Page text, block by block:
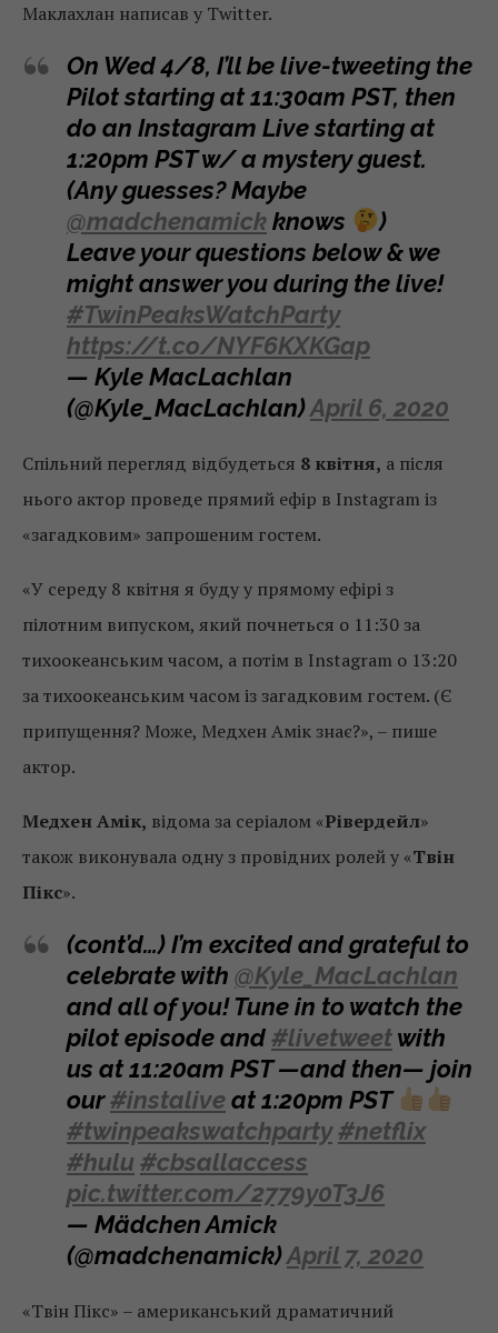
Маклахлан написав у Twitter.
On Wed 4/8, I’ll be live-tweeting the
Pilot starting at 11:30am PST, then
do an Instagram Live starting at
1:20pm PST w/ a mystery guest.
(Any guesses? Maybe
@madchenamickknows
)
Leave your questions below & we
might answer you during the live!
#TwinPeaksWatchParty
https://t.co/NYF6KXKGap
— Kyle MacLachlan
(@Kyle_MacLachlan)April 6, 2020
Спільний перегляд відбудеться 8 квітня, а після
нього актор проведе прямий ефір в Instagram із
«загадковим» запрошеним гостем.
«У середу 8 квітня я буду у прямому ефірі з
пілотним випуском, який почнеться о 11:30 за
тихоокеанським часом, а потім в Instagram о 13:20
за тихоокеанським часом із загадковим гостем. (Є
припущення? Може, Медхен Амік знає?», – пише
актор.
Медхен Амік, відома за серіалом «Рівердейл»
також виконувала одну з провідних ролей у «Твін
Пікс».
(cont’d…) I’m excited and grateful to
celebrate with @Kyle_MacLachlan
and all of you! Tune in to watch the
pilot episode and#livetweetwith
us at 11:20am PST —and then— join
our#instaliveat 1:20pm PST
#twinpeakswatchparty#netflix
#hulu #cbsallaccess
pic.twitter.com/2779y0T3J6
— Mädchen Amick
(@madchenamick)April 7, 2020
«Твін Пікс» – американський драматичний